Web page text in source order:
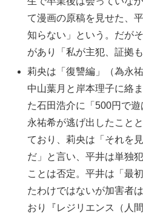
て漫画の原稿を見せた、
知らない」という。だが
があり「私が主犯、証拠
莉央は「復讐編」（為永
中山葉月と岸本理子に絡
た石田浩介に「500円で
永祐希が逃げ出したこと
ており、莉央は「それを
だ」と言い、平井は単独
ことは否定。平井は「最
たわけではないが加害者
おり『レジリエンス（人